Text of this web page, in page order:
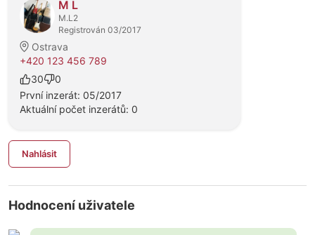
M L
M.L2
Registrován 03/2017
Ostrava
+420 123 456 789
30
0
První inzerát: 05/2017
Aktuální počet inzerátů: 0
Nahlásit
Hodnocení uživatele